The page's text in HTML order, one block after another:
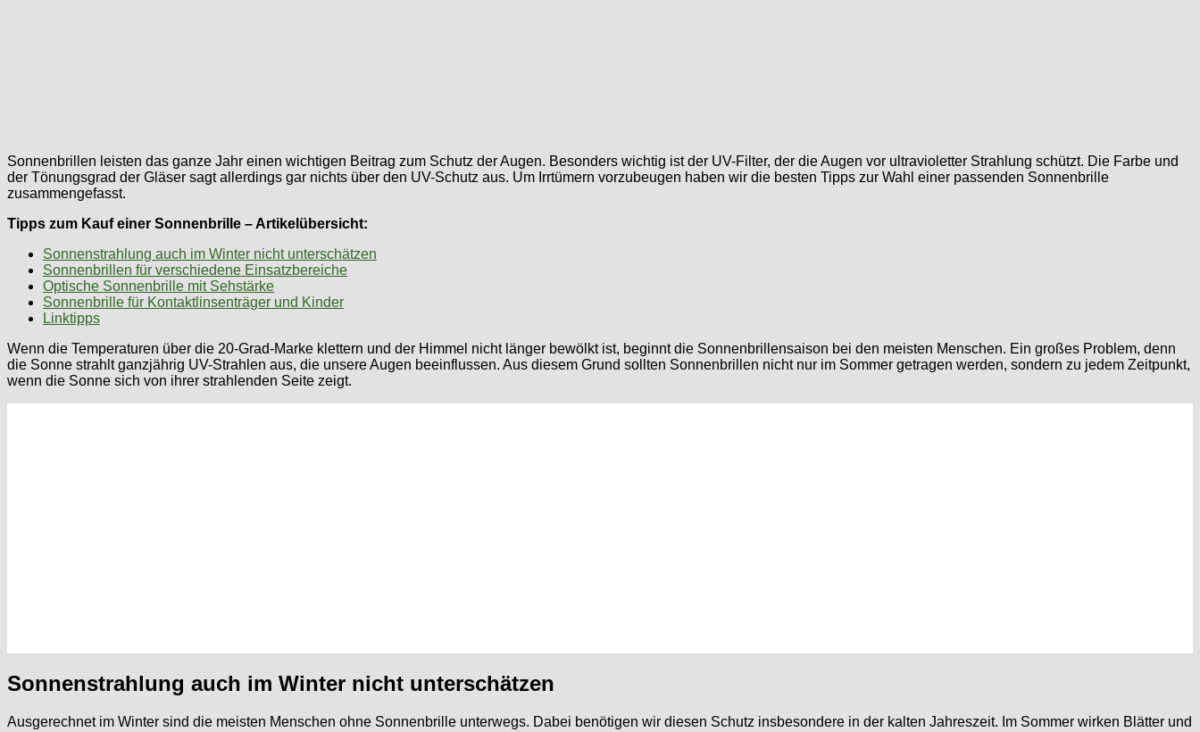
Sonnenbrillen leisten das ganze Jahr einen wichtigen Beitrag zum Schutz der Augen. Besonders wichtig ist der UV-Filter, der die Augen vor ultravioletter Strahlung schützt. Die Farbe und
der Tönungsgrad der Gläser sagt allerdings gar nichts über den UV-Schutz aus. Um Irrtümern vorzubeugen haben wir die besten Tipps zur Wahl einer passenden Sonnenbrille
zusammengefasst.
Tipps zum Kauf einer Sonnenbrille – Artikelübersicht:
Sonnenstrahlung auch im Winter nicht unterschätzen
Sonnenbrillen für verschiedene Einsatzbereiche
Optische Sonnenbrille mit Sehstärke
Sonnenbrille für Kontaktlinsenträger und Kinder
Linktipps
Wenn die Temperaturen über die 20-Grad-Marke klettern und der Himmel nicht länger bewölkt ist, beginnt die Sonnenbrillensaison bei den meisten Menschen. Ein großes Problem, denn
die Sonne strahlt ganzjährig UV-Strahlen aus, die unsere Augen beeinflussen. Aus diesem Grund sollten Sonnenbrillen nicht nur im Sommer getragen werden, sondern zu jedem Zeitpunkt,
wenn die Sonne sich von ihrer strahlenden Seite zeigt.
Sonnenstrahlung auch im Winter nicht unterschätzen
Ausgerechnet im Winter sind die meisten Menschen ohne Sonnenbrille unterwegs. Dabei benötigen wir diesen Schutz insbesondere in der kalten Jahreszeit. Im Sommer wirken Blätter und